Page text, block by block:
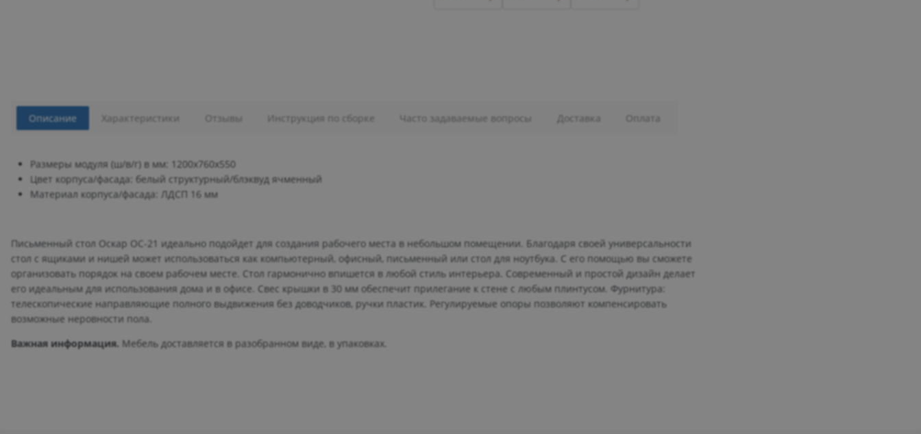
Описание
Размеры модуля (ш/в/г) в мм: 1200х760х550
Цвет корпуса/фасада: белый структурный/блэквуд ячменный
Материал корпуса/фасада: ЛДСП 16 мм
Письменный стол Оскар ОС-21 идеально подойдет для создания рабочего места в небольшом помещении. Благодаря своей универсальности
стол с ящиками и нишей может использоваться как компьютерный, офисный, письменный или стол для ноутбука. С его помощью вы сможете
организовать порядок на своем рабочем месте. Стол гармонично впишется в любой стиль интерьера. Современный и простой дизайн делает
его идеальным для использования дома и в офисе. Свес крышки в 30 мм обеспечит прилегание к стене с любым плинтусом. Фурнитура:
телескопические направляющие полного выдвижения без доводчиков, ручки пластик. Регулируемые опоры позволяют компенсировать
возможные неровности пола.
Важная информация. Мебель доставляется в разобранном виде, в упаковках.
Характеристики Отзывы Инструкция по сборке Часто задаваемые вопросы Доставка Оплата